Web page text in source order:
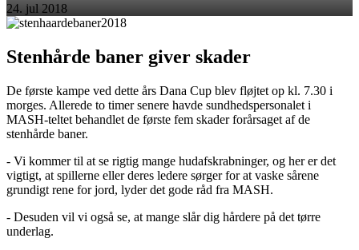
24. jul 2018
Stenhårde baner giver skader
De første kampe ved dette års Dana Cup blev fløjtet op kl. 7.30 i
morges. Allerede to timer senere havde sundhedspersonalet i
MASH-teltet behandlet de første fem skader forårsaget af de
stenhårde baner.
- Vi kommer til at se rigtig mange hudafskrabninger, og her er det
vigtigt, at spillerne eller deres ledere sørger for at vaske sårene
grundigt rene for jord, lyder det gode råd fra MASH.
- Desuden vil vi også se, at mange slår dig hårdere på det tørre
underlag.